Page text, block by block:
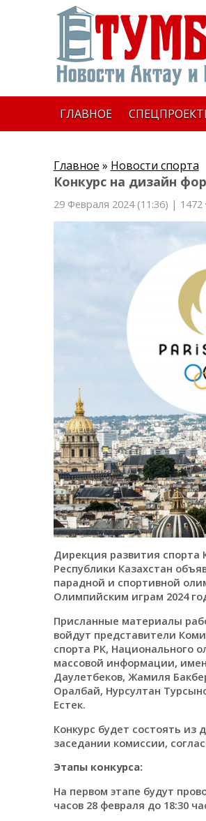
ГЛАВНОЕ
Главное » Новости спорта
Конкурс на дизайн
29 Февраля 2024 (11:36) | 1472
Дирекция развития спорта
Республики Казахстан
парадной и спортивной
Олимпийским играм 2024
Присланные материалы
войдут представители
спорта РК, Национального
массовой информации,
Даулетбеков, Жамиля
Оралбай, Нурсултан
Естек.
Конкурс будет состоять из
заседании комиссии,
Этапы конкурса:
На первом этапе будут
часов 28 февраля до 18:30